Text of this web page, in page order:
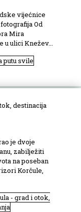
vijećnice
Od
Mira
u ulici Knežev...
putu svile
destinacija
je dvoje
zabilježiti
na poseban
Korčule,
- grad i otok,